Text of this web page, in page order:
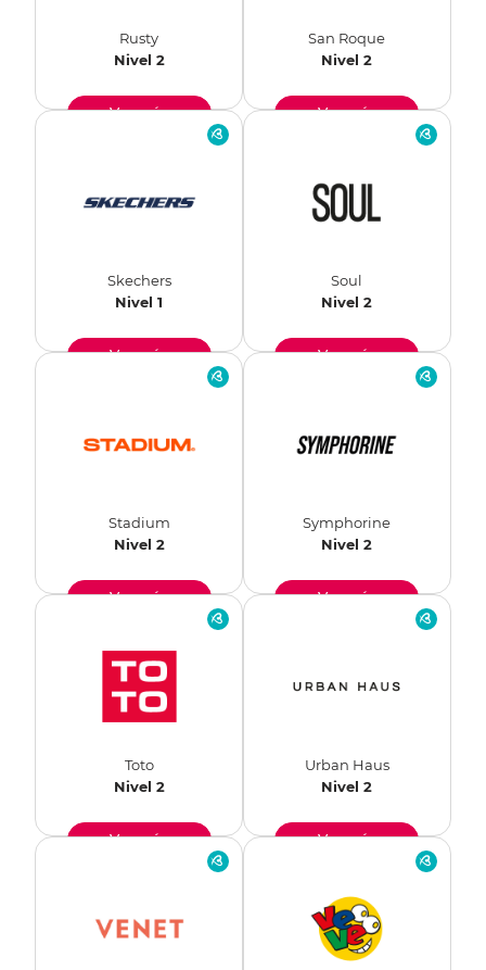
Rusty
Nivel 2
Ver más
San Roque
Nivel 2
Ver más
Skechers
Nivel 1
Ver más
Soul
Nivel 2
Ver más
Stadium
Nivel 2
Ver más
Symphorine
Nivel 2
Ver más
Toto
Nivel 2
Ver más
Urban Haus
Nivel 2
Ver más